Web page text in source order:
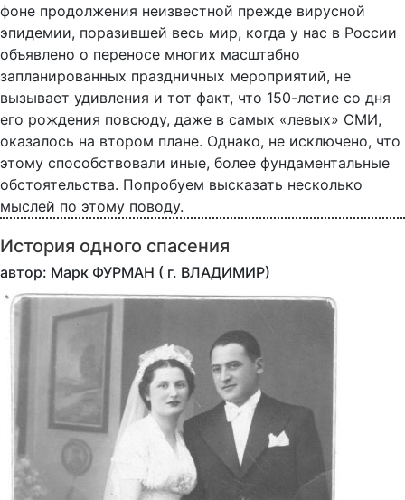
фоне продолжения неизвестной прежде вирусной
эпидемии, поразившей весь мир, когда у нас в России
объявлено о переносе многих масштабно
запланированных праздничных мероприятий, не
вызывает удивления и тот факт, что 150-летие со дня
его рождения повсюду, даже в самых «левых» СМИ,
оказалось на втором плане. Однако, не исключено, что
этому способствовали иные, более фундаментальные
обстоятельства. Попробуем высказать несколько
мыслей по этому поводу.
История одного спасения
автор: Марк ФУРМАН ( г. ВЛАДИМИР)